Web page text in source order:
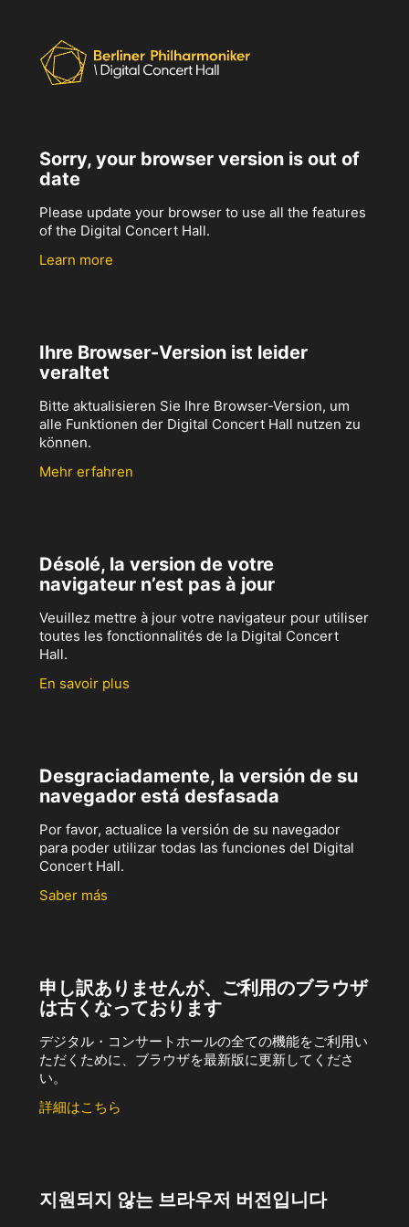
Sorry, your browser version is out of
date
Please update your browser to use all the features
of the Digital Concert Hall.
Learn more
Ihre Browser-Version ist leider
veraltet
Bitte aktualisieren Sie Ihre Browser-Version, um
alle Funktionen der Digital Concert Hall nutzen zu
können.
Mehr erfahren
Désolé, la version de votre
navigateur n’est pas à jour
Veuillez mettre à jour votre navigateur pour utiliser
toutes les fonctionnalités de la Digital Concert
Hall.
En savoir plus
Desgraciadamente, la versión de su
navegador está desfasada
Por favor, actualice la versión de su navegador
para poder utilizar todas las funciones del Digital
Concert Hall.
Saber más
申し訳ありませんが、ご利用のブラウザ
は古くなっております
デジタル・コンサートホールの全ての機能をご利用い
ただくために、ブラウザを最新版に更新してくださ
い。
詳細はこちら
지원되지 않는 브라우저 버전입니다